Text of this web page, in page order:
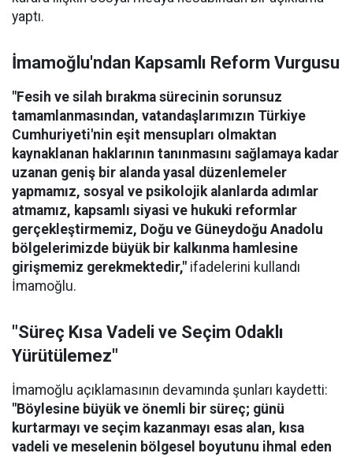
yaptı.
İmamoğlu'ndan Kapsamlı Reform Vurgusu
"Fesih ve silah bırakma sürecinin sorunsuz
tamamlanmasından, vatandaşlarımızın Türkiye
Cumhuriyeti'nin eşit mensupları olmaktan
kaynaklanan haklarının tanınmasını sağlamaya kadar
uzanan geniş bir alanda yasal düzenlemeler
yapmamız, sosyal ve psikolojik alanlarda adımlar
atmamız, kapsamlı siyasi ve hukuki reformlar
gerçekleştirmemiz, Doğu ve Güneydoğu Anadolu
bölgelerimizde büyük bir kalkınma hamlesine
girişmemiz gerekmektedir," ifadelerini kullandı
İmamoğlu.
"Süreç Kısa Vadeli ve Seçim Odaklı
Yürütülemez"
İmamoğlu açıklamasının devamında şunları kaydetti:
"Böylesine büyük ve önemli bir süreç; günü
kurtarmayı ve seçim kazanmayı esas alan, kısa
vadeli ve meselenin bölgesel boyutunu ihmal eden